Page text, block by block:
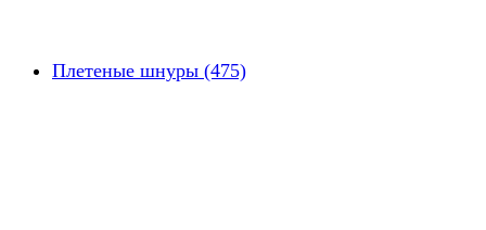
Плетеные шнуры (475)